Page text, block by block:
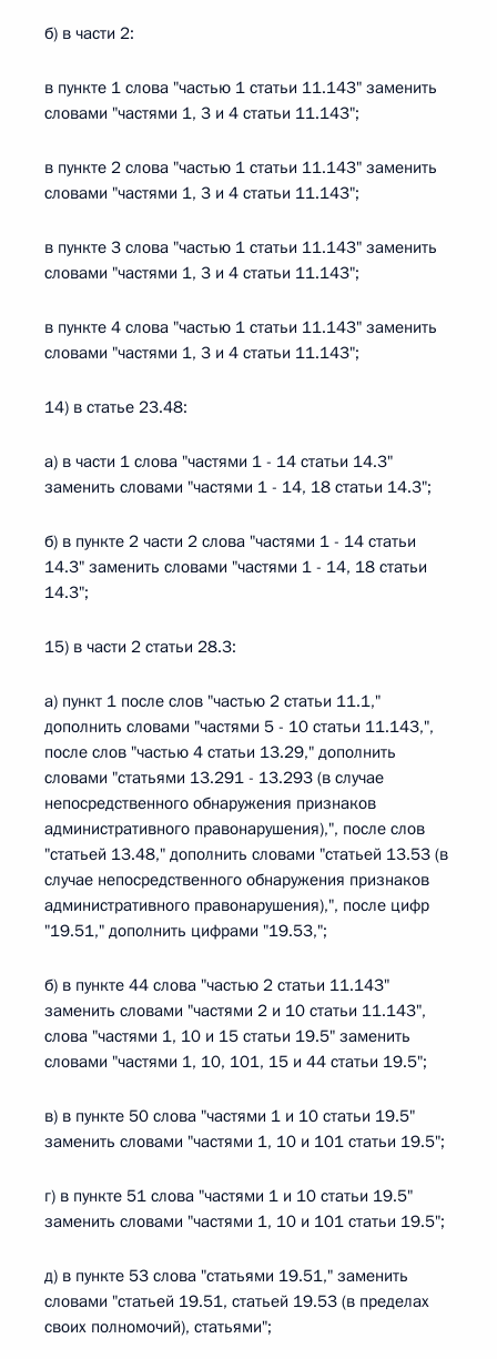
б) в части 2:
в пункте 1 слова "частью 1 статьи 11.143" заменить
словами "частями 1, 3 и 4 статьи 11.143";
в пункте 2 слова "частью 1 статьи 11.143" заменить
словами "частями 1, 3 и 4 статьи 11.143";
в пункте 3 слова "частью 1 статьи 11.143" заменить
словами "частями 1, 3 и 4 статьи 11.143";
в пункте 4 слова "частью 1 статьи 11.143" заменить
словами "частями 1, 3 и 4 статьи 11.143";
14) в статье 23.48:
а) в части 1 слова "частями 1 - 14 статьи 14.3"
заменить словами "частями 1 - 14, 18 статьи 14.3";
б) в пункте 2 части 2 слова "частями 1 - 14 статьи
14.3" заменить словами "частями 1 - 14, 18 статьи
14.3";
15) в части 2 статьи 28.3:
а) пункт 1 после слов "частью 2 статьи 11.1,"
дополнить словами "частями 5 - 10 статьи 11.143,",
после слов "частью 4 статьи 13.29," дополнить
словами "статьями 13.291 - 13.293 (в случае
непосредственного обнаружения признаков
административного правонарушения),", после слов
"статьей 13.48," дополнить словами "статьей 13.53 (в
случае непосредственного обнаружения признаков
административного правонарушения),", после цифр
"19.51," дополнить цифрами "19.53,";
б) в пункте 44 слова "частью 2 статьи 11.143"
заменить словами "частями 2 и 10 статьи 11.143",
слова "частями 1, 10 и 15 статьи 19.5" заменить
словами "частями 1, 10, 101, 15 и 44 статьи 19.5";
в) в пункте 50 слова "частями 1 и 10 статьи 19.5"
заменить словами "частями 1, 10 и 101 статьи 19.5";
г) в пункте 51 слова "частями 1 и 10 статьи 19.5"
заменить словами "частями 1, 10 и 101 статьи 19.5";
д) в пункте 53 слова "статьями 19.51," заменить
словами "статьей 19.51, статьей 19.53 (в пределах
своих полномочий), статьями";